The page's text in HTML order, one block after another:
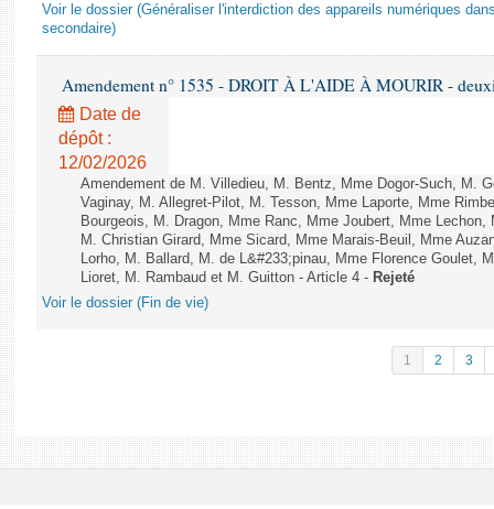
Voir le dossier (Généraliser l'interdiction des appareils numériques
secondaire)
Amendement n° 1535 - DROIT À L'AIDE À MOURIR -
Date de
dépôt :
12/02/2026
Amendement de M. Villedieu, M. Bentz, Mme Dogor-Such, M.
Vaginay, M. Allegret-Pilot, M. Tesson, Mme Laporte, Mme
Bourgeois, M. Dragon, Mme Ranc, Mme Joubert, Mme
M. Christian Girard, Mme Sicard, Mme Marais-Beuil, Mme
Lorho, M. Ballard, M. de L&#233;pinau, Mme Florence Goulet,
Lioret, M. Rambaud et M. Guitton - Article 4 - Rejeté
Voir le dossier (Fin de vie)
1 2 3